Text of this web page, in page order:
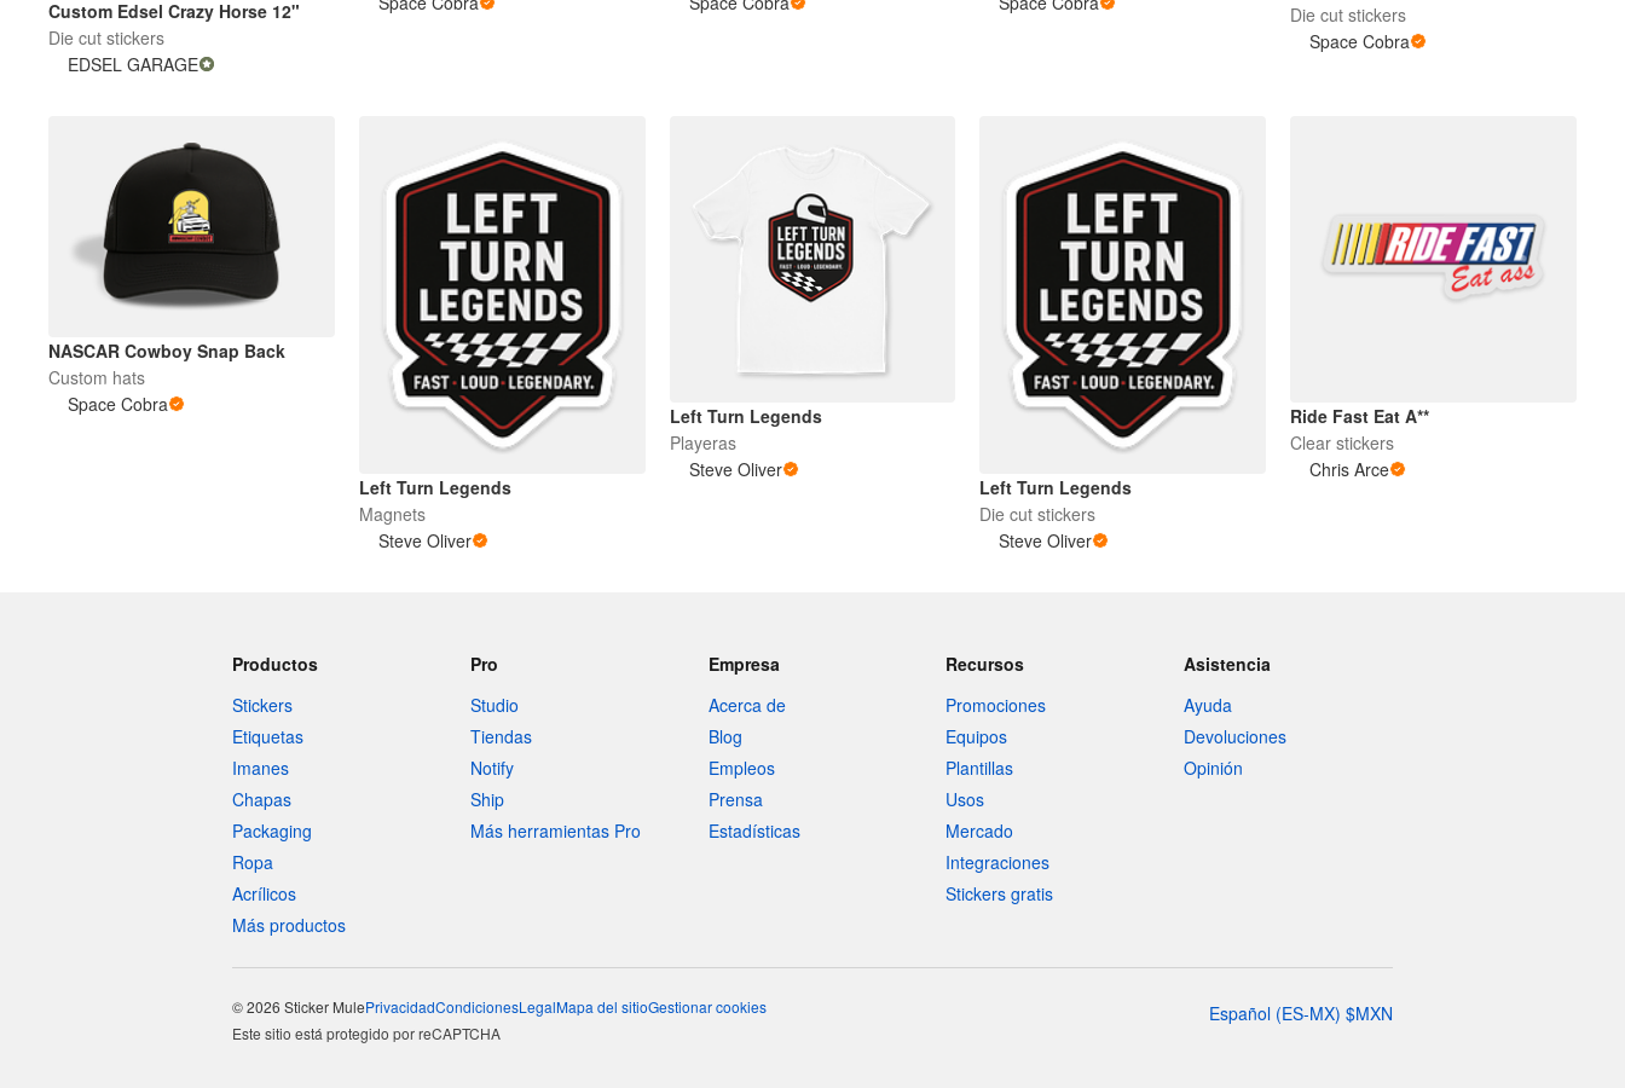
Más productos
Muestras
Custom Edsel Crazy Horse 12"
Die cut stickers
EDSEL GARAGE
Die cut stickers
Space Cobra
NASCAR Cowboy Snap Back
Custom hats
Space Cobra
Left Turn Legends
Magnets
Steve Oliver
Left Turn Legends
Playeras
Steve Oliver
Left Turn Legends
Die cut stickers
Steve Oliver
Ride Fast Eat A**
Clear stickers
Chris Arce
Productos
Stickers
Etiquetas
Imanes
Chapas
Packaging
Ropa
Acrílicos
Más productos
Pro
Studio
Tiendas
Notify
Ship
Más herramientas Pro
Empresa
Acerca de
Blog
Empleos
Prensa
Estadísticas
Recursos
Promociones
Equipos
Plantillas
Usos
Mercado
Integraciones
Stickers gratis
Asistencia
Ayuda
Devoluciones
Opinión
© 2026 Sticker MulePrivacidadCondicionesLegalMapa del sitioGestionar cookies Español (ES-MX) $MXN
Este sitio está protegido por reCAPTCHA